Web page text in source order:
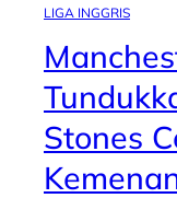
LIGA INGGRIS
Stones